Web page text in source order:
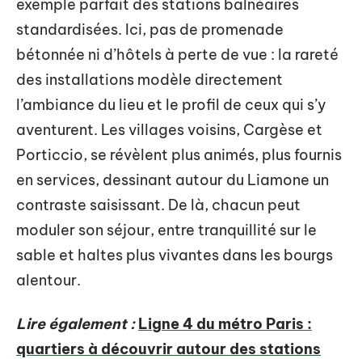
exemple parfait des stations balnéaires
standardisées. Ici, pas de promenade
bétonnée ni d’hôtels à perte de vue : la rareté
des installations modèle directement
l’ambiance du lieu et le profil de ceux qui s’y
aventurent. Les villages voisins, Cargèse et
Porticcio, se révèlent plus animés, plus fournis
en services, dessinant autour du Liamone un
contraste saisissant. De là, chacun peut
moduler son séjour, entre tranquillité sur le
sable et haltes plus vivantes dans les bourgs
alentour.
Lire également : Ligne 4 du métro Paris :
quartiers à découvrir autour des stations